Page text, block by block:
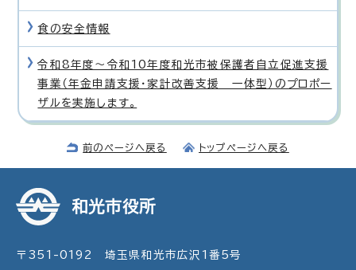
食の安全情報
令和8年度〜令和10年度和光市被保護者自立促進支援
事業（年金申請支援・家計改善支援 一体型）のプロポー
ザルを実施します。
前のページへ戻る トップページへ戻る
和光市役所
〒351-0192 埼玉県和光市広沢1番5号